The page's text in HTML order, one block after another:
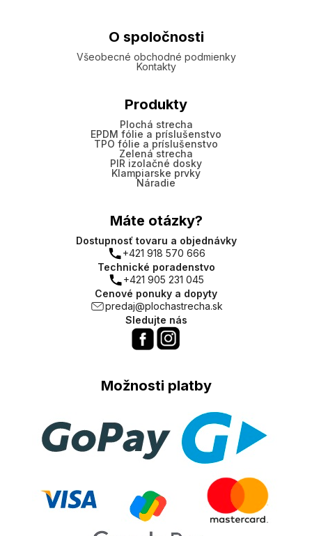
O spoločnosti
Všeobecné obchodné podmienky
Kontakty
Produkty
Plochá strecha
EPDM fólie a príslušenstvo
TPO fólie a príslušenstvo
Zelená strecha
PIR izolačné dosky
Klampiarske prvky
Náradie
Máte otázky?
Dostupnosť tovaru a objednávky
+421 918 570 666
Technické poradenstvo
+421 905 231 045
Cenové ponuky a dopyty
predaj@plochastrecha.sk
Sledujte nás
Možnosti platby